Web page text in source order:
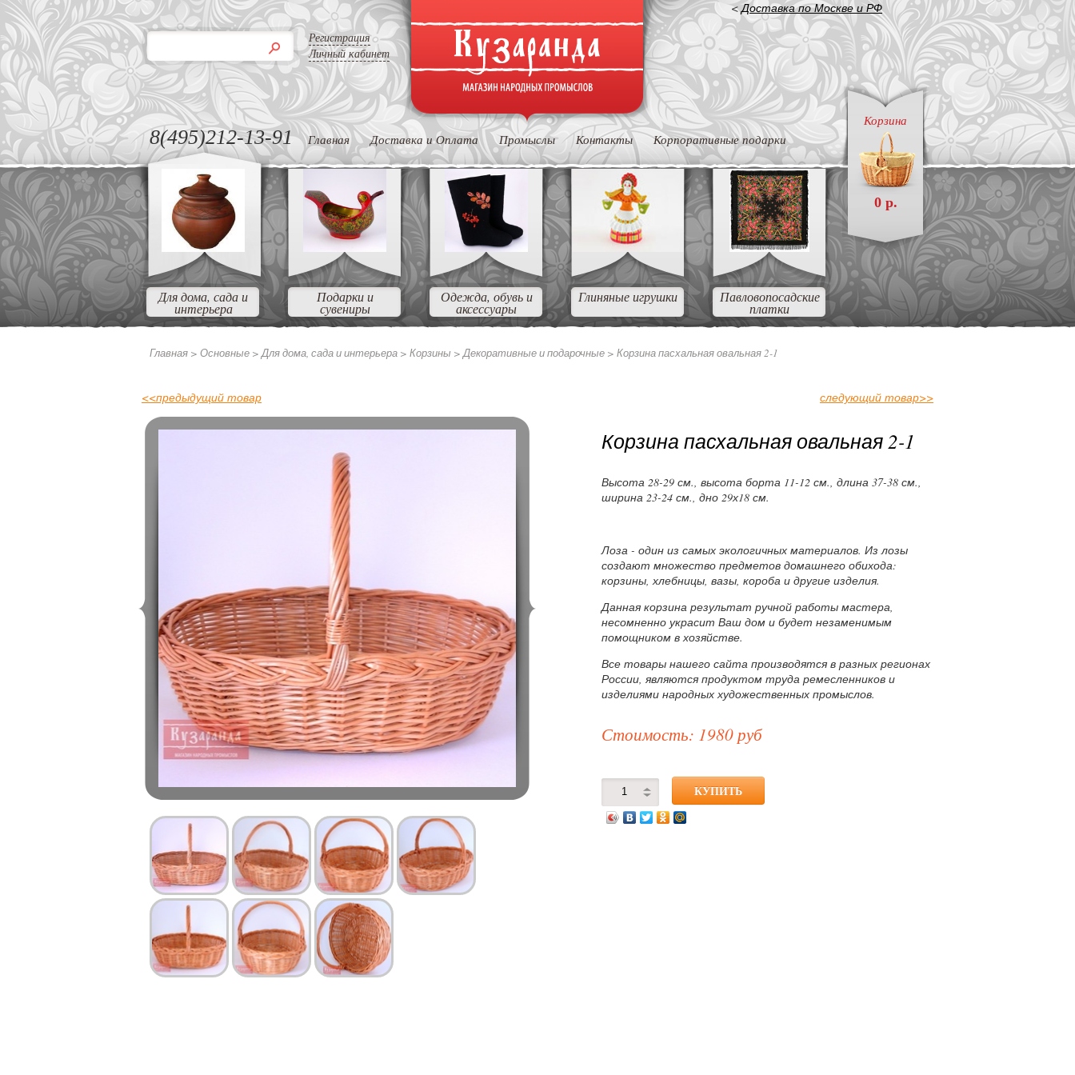
Регистрация
Личный кабинет
<Доставка по Москве и РФ
Корзина
0 р.
8(495)212-13-91 Главная Доставка и Оплата Промыслы Контакты Корпоративные подарки
Для дома, сада и
интерьера
Подарки и
сувениры
Одежда, обувь и
аксессуары
Глиняные игрушки Павловопосадские
платки
Главная > Основные >Для дома, сада и интерьера > Корзины >Декоративные и подарочные > Корзина пасхальная овальная 2-1
<<предыдущий товар следующий товар>>
Корзина пасхальная овальная 2-1
Высота 28-29 см., высота борта 11-12 см., длина 37-38 см.,
ширина 23-24 см., дно 29х18 см.
Лоза - один из самых экологичных материалов. Из лозы
создают множество предметов домашнего обихода:
корзины, хлебницы, вазы, короба и другие изделия.
Данная корзина результат ручной работы мастера,
несомненно украсит Ваш дом и будет незаменимым
помощником в хозяйстве.
Все товары нашего сайта производятся в разных регионах
России, являются продуктом труда ремесленников и
изделиями народных художественных промыслов.
Стоимость: 1980 руб